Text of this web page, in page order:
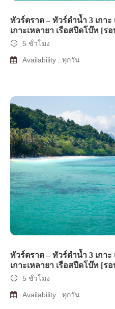
ทัวร์ตราด – ทัวร์ดำน้ำ 3 เกาะ
เกาะเหลายา เรือสปีดโบ๊ท [ร
5 ชั่วโมง
Availability : ทุกวัน
ทัวร์ตราด – ทัวร์ดำน้ำ 3 เกาะ
เกาะเหลายา เรือสปีดโบ๊ท [รอ
5 ชั่วโมง
Availability : ทุกวัน